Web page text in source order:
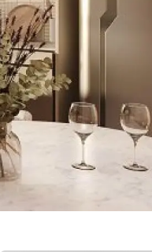
de Financiamento
um corretor